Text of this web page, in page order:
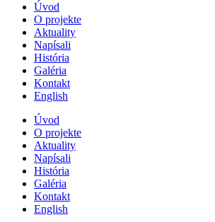
Úvod
O projekte
Aktuality
Napísali
História
Galéria
Kontakt
English
Úvod
O projekte
Aktuality
Napísali
História
Galéria
Kontakt
English